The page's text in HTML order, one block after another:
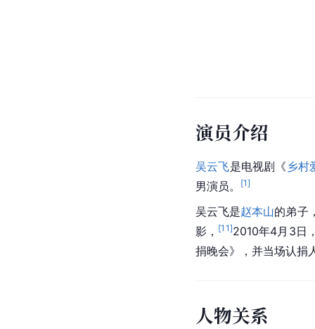
演员介绍
吴云飞是电视剧《 乡村
男演员。
[1]
吴云飞是赵本山的弟子
影， [11]2010年4月3日
捐晚会》，并当场认捐
人物关系